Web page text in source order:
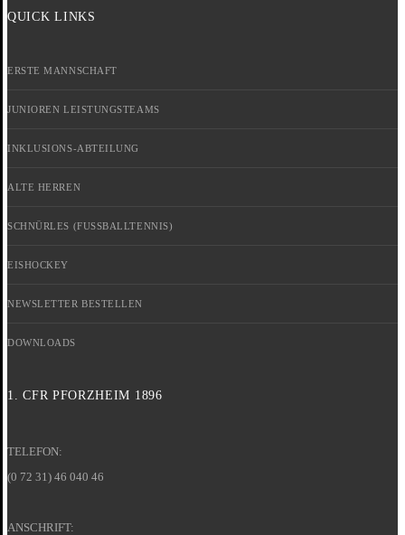
QUICK LINKS
ERSTE MANNSCHAFT
JUNIOREN LEISTUNGSTEAMS
INKLUSIONS-ABTEILUNG
ALTE HERREN
SCHNÜRLES (FUSSBALLTENNIS)
EISHOCKEY
NEWSLETTER BESTELLEN
DOWNLOADS
1. CFR PFORZHEIM 1896
TELEFON:
(0 72 31) 46 040 46
ANSCHRIFT: